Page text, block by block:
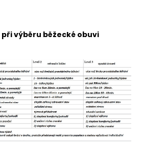
výběru běžecké obuvi